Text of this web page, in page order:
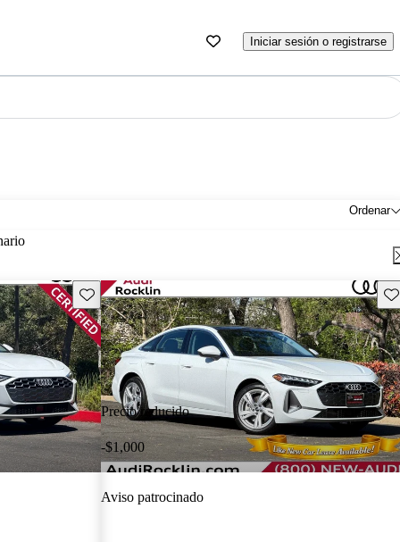
Iniciar sesión o registrarse
Ordenar
Guarda este Aviso
Precio reducido
-$1,000
Aviso patrocinado